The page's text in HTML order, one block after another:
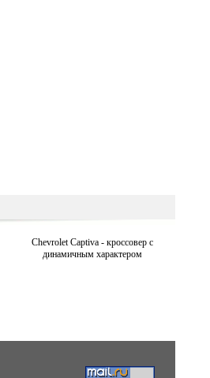
Chevrolet Captiva - кроссовер с
динамичным характером